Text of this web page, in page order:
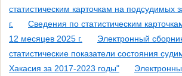
статистическим карточкам на подсудимых
г.
Сведения по статистическим
12 месяцев 2025 г.
Электронный
статистические показатели состояния
Хакасия за 2017-2023 годы"